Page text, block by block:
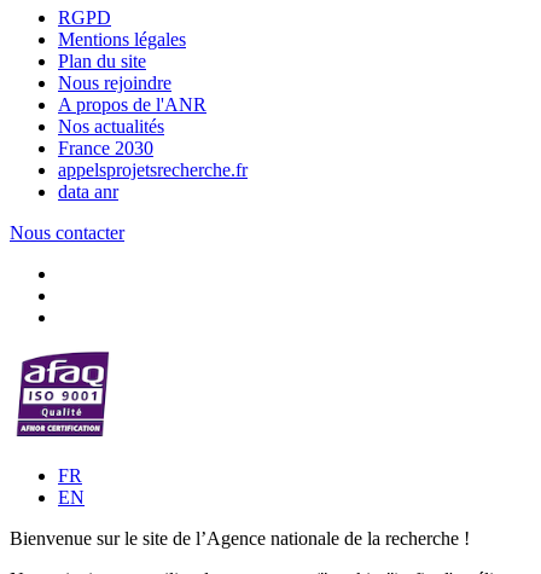
RGPD
Mentions légales
Plan du site
Nous rejoindre
A propos de l'ANR
Nos actualités
France 2030
appelsprojetsrecherche.fr
data anr
Nous contacter
FR
EN
Bienvenue sur le site de l’Agence nationale de la recherche !